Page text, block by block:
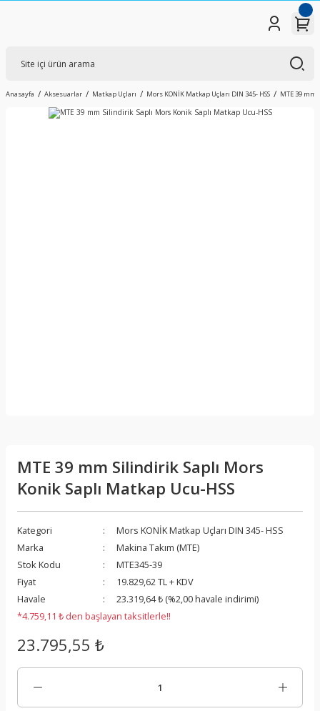
Anasayfa Aksesuarlar Matkap Uçları Mors KONİK Matkap Uçları DIN 345- HSS MTE 39 mm
MTE 39 mm Silindirik Saplı Mors
Konik Saplı Matkap Ucu-HSS
Kategori
Mors KONİK Matkap Uçları DIN 345- HSS
Marka
Makina Takım (MTE)
Stok Kodu
MTE345-39
Fiyat
19.829,62 TL + KDV
Havale
23.319,64 ₺ (%2,00 havale indirimi)
*4.759,11 ₺ den başlayan taksitlerle!!
23.795,55 ₺